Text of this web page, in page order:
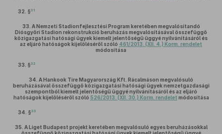
32. §31
33. A Nemzeti Stadionfejlesztési Program keretében megvalósítandó
Diósgyőri Stadion rekonstrukció beruházás megvalósításával összefüggő
közigazgatási hatósági ügyek kiemelt jelentőségű üggyé nyilvánításáról és
az eljáró hatóságok kijelöléséről szóló 461/2013. (XII. 4.) Korm. rendelet
módosítása
33. §32
34. A Hankook Tire Magyarország Kft. Rácalmáson megvalósuló
beruházásával összefüggő közigazgatási hatósági ügyek nemzetgazdasági
szempontból kiemelt jelentőségű üggyé nyilvánításáról és az eljáró
hatóságok kijelöléséről szóló 526/2013. (XII. 30.) Korm. rendelet módosítása
34. §33
35. A Liget Budapest projekt keretében megvalósuló egyes beruházásokkal